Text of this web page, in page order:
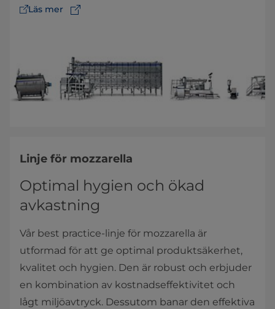
Läs mer
Linje för mozzarella
Optimal hygien och ökad
avkastning
Vår best practice-linje för mozzarella är
utformad för att ge optimal produktsäkerhet,
kvalitet och hygien. Den är robust och erbjuder
en kombination av kostnadseffektivitet och
lågt miljöavtryck. Dessutom banar den effektiva